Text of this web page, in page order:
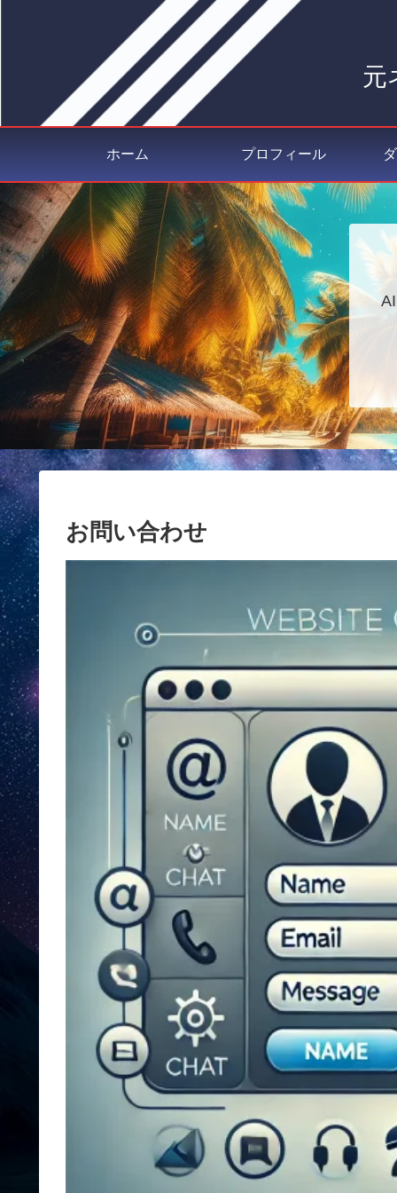
元
ホーム プロフィール
お問い合わせ